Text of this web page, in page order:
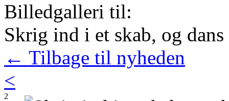
Billedgalleri til:
Skrig ind i et skab, og
← Tilbage til nyheden
<
2